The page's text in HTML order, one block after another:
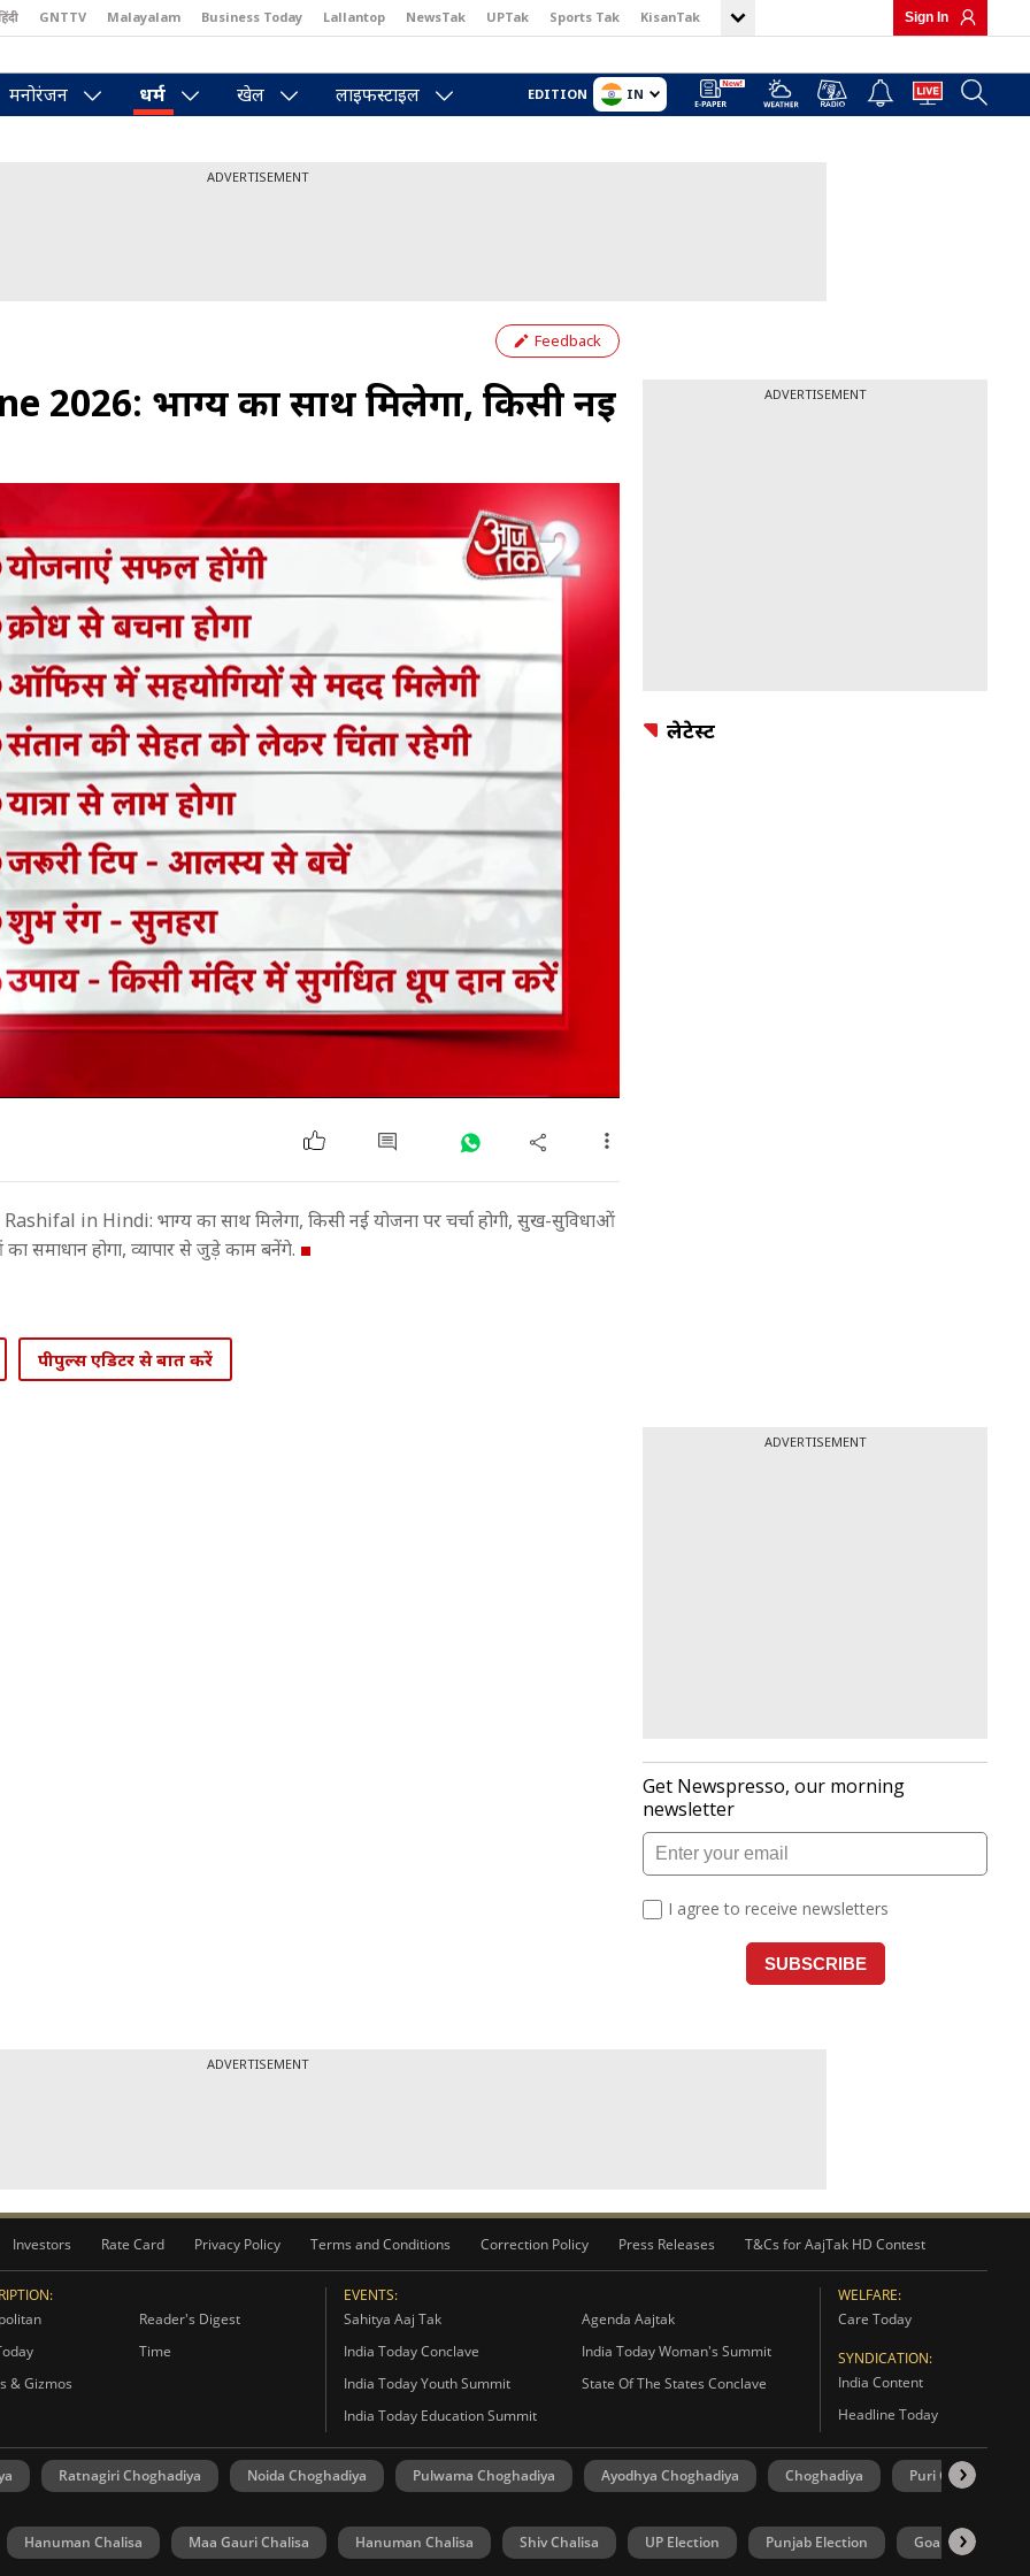
GNTTV Malayalam Business Today Lallantop NewsTak UPTak Sports Tak KisanTak Sign In
मनोरंजन धर्म खेल लाइफस्टाइल EDITION IN
ADVERTISEMENT
Feedback
2026: भाग्य का साथ मिलेगा, किसी नई
in Hindi: भाग्य का साथ मिलेगा, किसी नई योजना पर चर्चा होगी, सुख-सुविधाओं
समाधान होगा, व्यापार से जुड़े काम बनेंगे.
पीपुल्स एडिटर से बात करें
ADVERTISEMENT
लेटेस्ट
ADVERTISEMENT
ADVERTISEMENT
Investors Rate Card Privacy Policy Terms and Conditions Correction Policy Press Releases T&Cs for AajTak HD Contest
Reader's Digest
Time
& Gizmos
EVENTS:
Sahitya Aaj Tak
Agenda Aajtak
India Today Conclave
India Today Woman's Summit
India Today Youth Summit
State Of The States Conclave
India Today Education Summit
WELFARE:
Care Today
SYNDICATION:
India Content
Headline Today
Ratnagiri Choghadiya Noida Choghadiya Pulwama Choghadiya Ayodhya Choghadiya Choghadiya Puri Choghadiya
Hanuman Chalisa Maa Gauri Chalisa Hanuman Chalisa Shiv Chalisa UP Election Punjab Election Goa Election